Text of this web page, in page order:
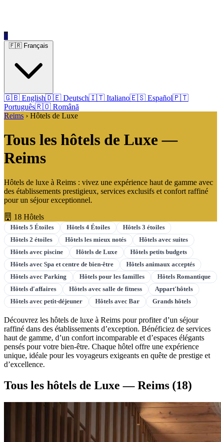
0
🇬🇧 English🇩🇪 Deutsch🇮🇹 Italiano🇪🇸 Español🇵🇹
Português🇷🇴 Română
Reims › Hôtels de Luxe
Tous les hôtels de Luxe —
Reims
Hôtels de luxe à Reims : vivez une expérience haut de gamme avec
des établissements prestigieux, services exclusifs et confort raffiné
pour un séjour exceptionnel.
18 Hôtels
Hôtels 5 Étoiles Hôtels 4 Étoiles
Hôtels 3 étoiles
Hôtels 2 étoiles
Hôtels les mieux notés
Hôtels avec suites
Hôtels avec piscine
Hôtels de Luxe
Hôtels petits budgets
Hôtels avec Spa et centre de bien-être
Hôtels animaux acceptés
Hôtels avec Parking
Hôtels pour les familles
Hôtels Romantique
Hôtels d'affaires
Hôtels avec salle de fitness
Appart'hôtels
Hôtels avec petit-déjeuner
Hôtels avec Bar Grands hôtels
Découvrez les hôtels de luxe à Reims pour profiter d’un séjour
raffiné dans des établissements d’exception. Bénéficiez de services
haut de gamme, d’un confort incomparable et d’espaces élégants
pensés pour votre bien-être. Chaque hôtel offre une expérience
unique, idéale pour les voyageurs exigeants en quête de prestige et
d’excellence.
Tous les hôtels de Luxe — Reims (18)